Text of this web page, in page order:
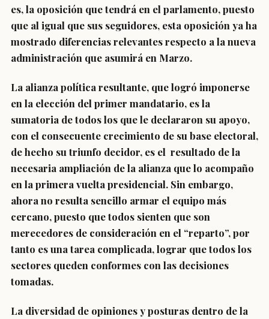
es, la oposición que tendrá en el parlamento, puesto
que al igual que sus seguidores, esta oposición ya ha
mostrado diferencias relevantes respecto a la nueva
administración que asumirá en Marzo.
La alianza política resultante, que logró imponerse
en la elección del primer mandatario, es la
sumatoria de todos los que le declararon su apoyo,
con el consecuente crecimiento de su base electoral,
de hecho su triunfo decidor, es el resultado de la
necesaria ampliación de la alianza que lo acompaño
en la primera vuelta presidencial. Sin embargo,
ahora no resulta sencillo armar el equipo más
cercano, puesto que todos sienten que son
merecedores de consideración en el “reparto”, por
tanto es una tarea complicada, lograr que todos los
sectores queden conformes con las decisiones
tomadas.
La diversidad de opiniones y posturas dentro de la